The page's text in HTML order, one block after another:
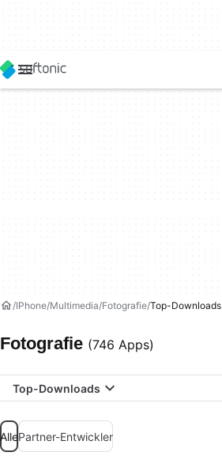
IPhone Multimedia Fotografie Top-Downloads
Fotografie (746 Apps)
Top-Downloads
AllePartner-Entwickler